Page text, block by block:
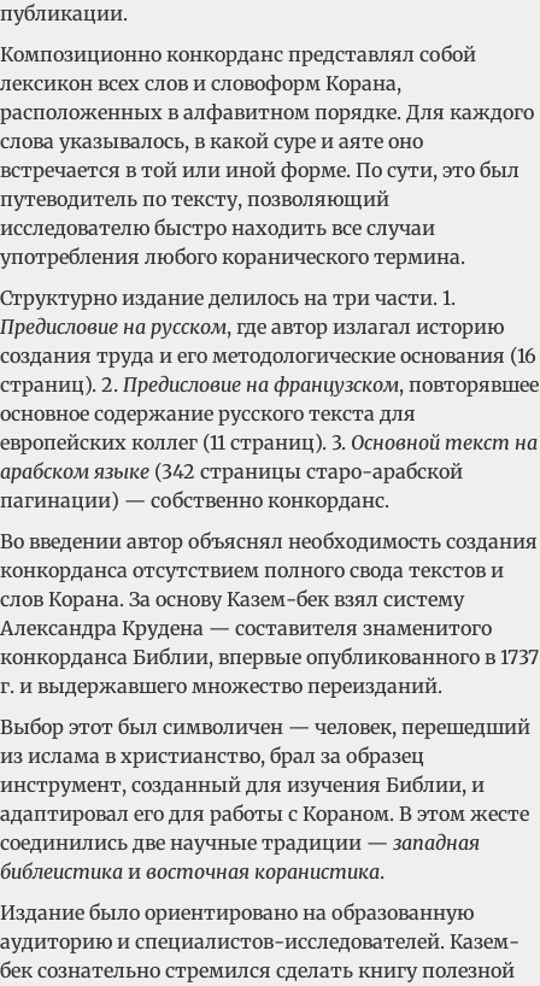
публикации.
Композиционно конкорданс представлял собой
лексикон всех слов и словоформ Корана,
расположенных в алфавитном порядке. Для каждого
слова указывалось, в какой суре и аяте оно
встречается в той или иной форме. По сути, это был
путеводитель по тексту, позволяющий
исследователю быстро находить все случаи
употребления любого коранического термина.
Структурно издание делилось на три части. 1.
Предисловие на русском, где автор излагал историю
создания труда и его методологические основания (16
страниц). 2. Предисловие на французском, повторявшее
основное содержание русского текста для
европейских коллег (11 страниц). 3. Основной текст на
арабском языке (342 страницы старо-арабской
пагинации) — собственно конкорданс.
Во введении автор объяснял необходимость создания
конкорданса отсутствием полного свода текстов и
слов Корана. За основу Казем-бек взял систему
Александра Крудена — составителя знаменитого
конкорданса Библии, впервые опубликованного в 1737
г. и выдержавшего множество переизданий.
Выбор этот был символичен — человек, перешедший
из ислама в христианство, брал за образец
инструмент, созданный для изучения Библии, и
адаптировал его для работы с Кораном. В этом жесте
соединились две научные традиции — западная
библеистика и восточная коранистика.
Издание было ориентировано на образованную
аудиторию и специалистов-исследователей. Казем-
бек сознательно стремился сделать книгу полезной